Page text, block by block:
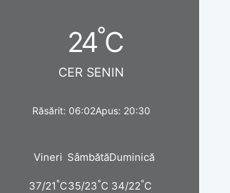
24°C
CER SENIN
Răsărit: 06:02Apus: 20:30
Vineri
37/21°C
Sâmbătă
35/23°C
Duminică
34/22°C